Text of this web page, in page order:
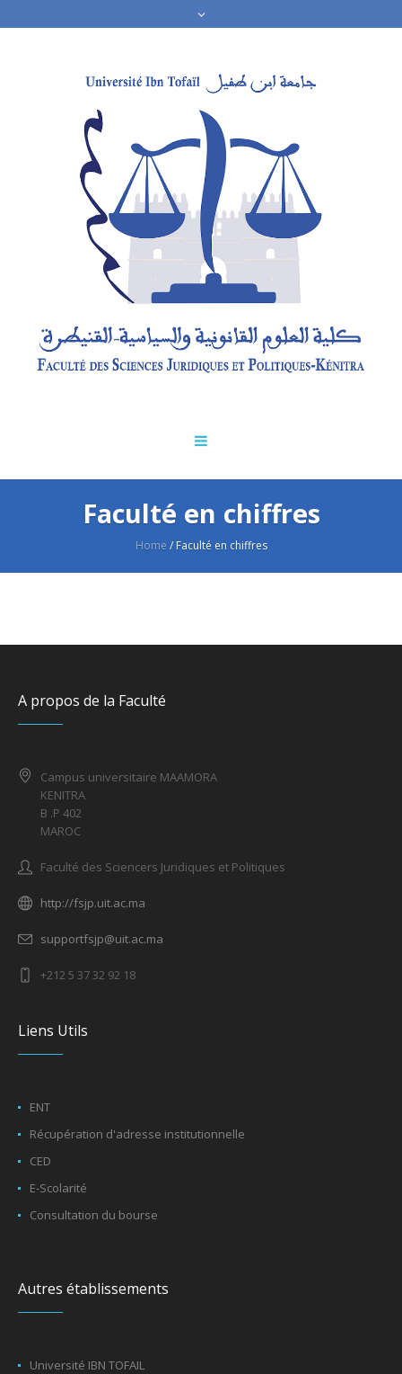
Faculté en chiffres
Home / Faculté en chiffres
A propos de la Faculté
Campus universitaire MAAMORA
KENITRA
B .P 402
MAROC
Faculté des Sciencers Juridiques et Politiques
http://fsjp.uit.ac.ma
supportfsjp@uit.ac.ma
+212 5 37 32 92 18
Liens Utils
ENT
Récupération d'adresse institutionnelle
CED
E-Scolarité
Consultation du bourse
Autres établissements
Université IBN TOFAIL